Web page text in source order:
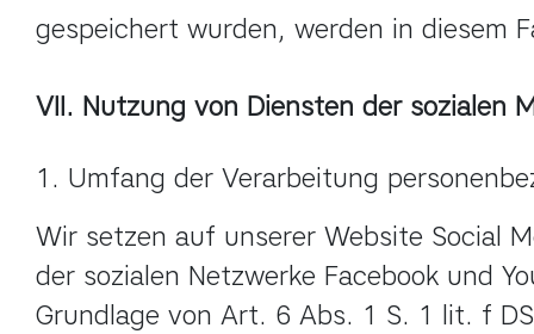
gespeichert wurden, werden in diesem
VII. Nutzung von Diensten der sozialen
1. Umfang der Verarbeitung
Wir setzen auf unserer Website Social
der sozialen Netzwerke Facebook und
Grundlage von Art. 6 Abs. 1 S. 1 lit. f